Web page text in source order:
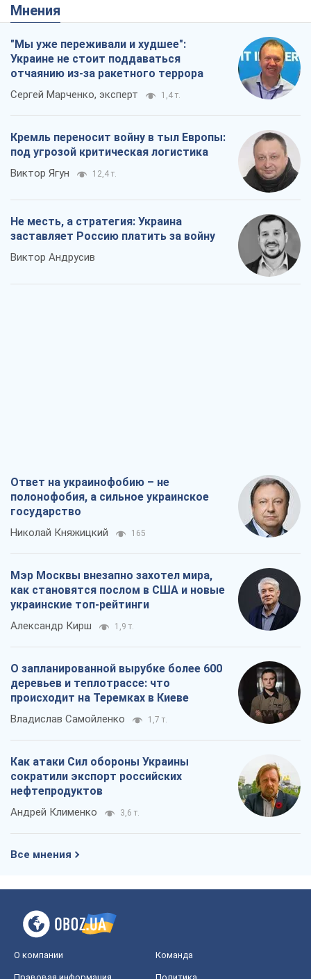
Мнения
"Мы уже переживали и худшее":
Украине не стоит поддаваться
отчаянию из-за ракетного террора
Сергей Марченко, эксперт 1,4 т.
Кремль переносит войну в тыл Европы:
под угрозой критическая логистика
Виктор Ягун 12,4 т.
Не месть, а стратегия: Украина
заставляет Россию платить за войну
Виктор Андрусив
Ответ на украинофобию – не
полонофобия, а сильное украинское
государство
Николай Княжицкий 165
Мэр Москвы внезапно захотел мира,
как становятся послом в США и новые
украинские топ-рейтинги
Александр Кирш 1,9 т.
О запланированной вырубке более 600
деревьев и теплотрассе: что
происходит на Теремках в Киеве
Владислав Самойленко 1,7 т.
Как атаки Сил обороны Украины
сократили экспорт российских
нефтепродуктов
Андрей Клименко 3,6 т.
Все мнения
О компании Команда